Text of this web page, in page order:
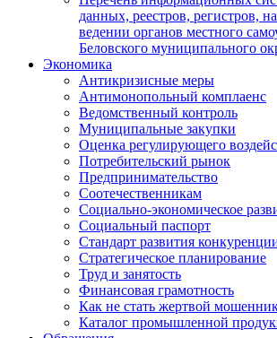
данных, реестров, регистров,
ведении органов местного
Беловского муниципального
Экономика
Антикризисные меры
Антимонопольный комплаенс
Ведомственный контроль
Муниципальные закупки
Оценка регулирующего
Потребительский рынок
Предпринимательство
Соотечественникам
Социально-экономическое
Социальный паспорт
Стандарт развития
Стратегическое планирование
Труд и занятость
Финансовая грамотность
Как не стать жертвой
Каталог промышленной